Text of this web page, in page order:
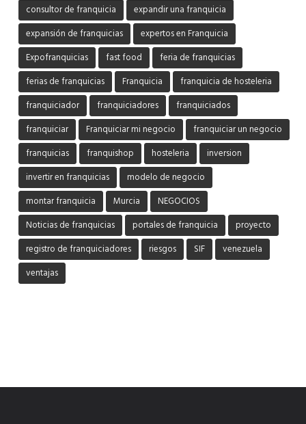
consultor de franquicia
expandir una franquicia
expansión de franquicias
expertos en Franquicia
Expofranquicias
fast food
feria de franquicias
ferias de franquicias
Franquicia
franquicia de hosteleria
franquiciador
franquiciadores
franquiciados
franquiciar
Franquiciar mi negocio
franquiciar un negocio
franquicias
franquishop hosteleria
inversion
invertir en franquicias
modelo de negocio
montar franquicia
Murcia
NEGOCIOS
Noticias de franquicias
portales de franquicia
proyecto
registro de franquiciadores
riesgos SIF
venezuela
ventajas